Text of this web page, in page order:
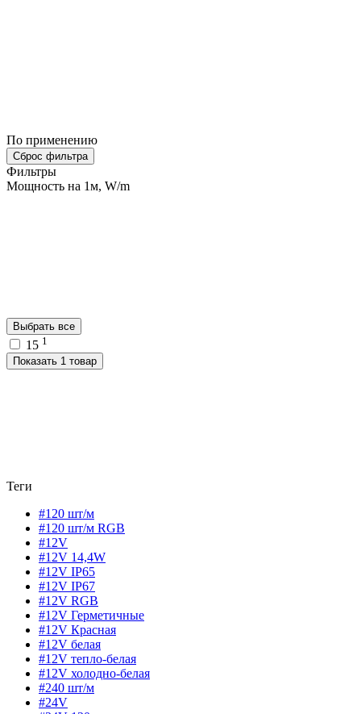
По применению
Сброс фильтра
Фильтры
Мощность на 1м, W/m
Выбрать все
15 1
Показать 1 товар
Теги
#120 шт/м
#120 шт/м RGB
#12V
#12V 14,4W
#12V IP65
#12V IP67
#12V RGB
#12V Герметичные
#12V Красная
#12V белая
#12V тепло-белая
#12V холодно-белая
#240 шт/м
#24V